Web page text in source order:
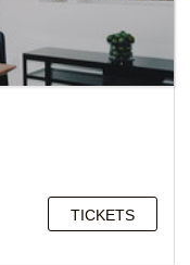
TICKETS